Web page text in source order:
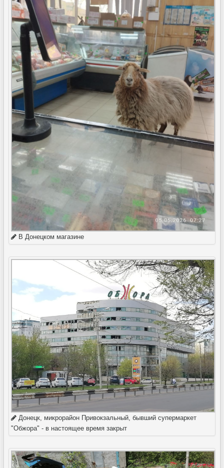
В Донецком магазине
Донецк, микрорайон Привокзальный, бывший супермаркет
"Обжора" - в настоящее время закрыт